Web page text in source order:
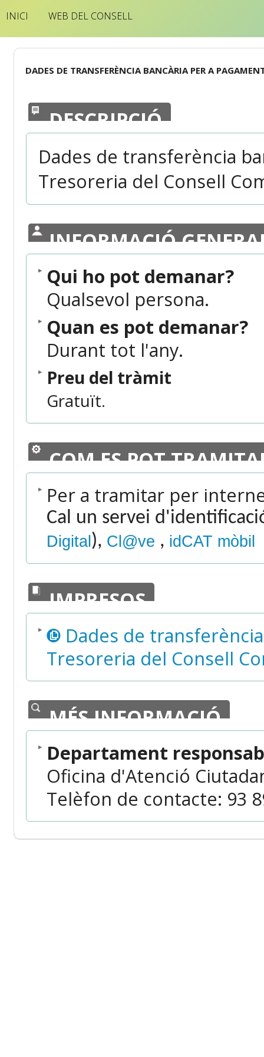
INICI WEB DEL CONSELL
DADES DE TRANSFERÈNCIA BANCÀRIA PER A
DESCRIPCIÓ
Dades de transferència
Tresoreria del Consell
INFORMACIÓ
Qui ho pot demanar?
Qualsevol persona.
Quan es pot demanar?
Durant tot l'any.
Preu del tràmit
Gratuït.
COM ES POT
Per a tramitar per
Cal un servei
Digital), Cl@ve , idCAT mòbil
IMPRESOS
Dades de
Tresoreria del Consell
MÉS INFORMACIÓ
Departament
Oficina d'Atenció
Telèfon de contacte: 93